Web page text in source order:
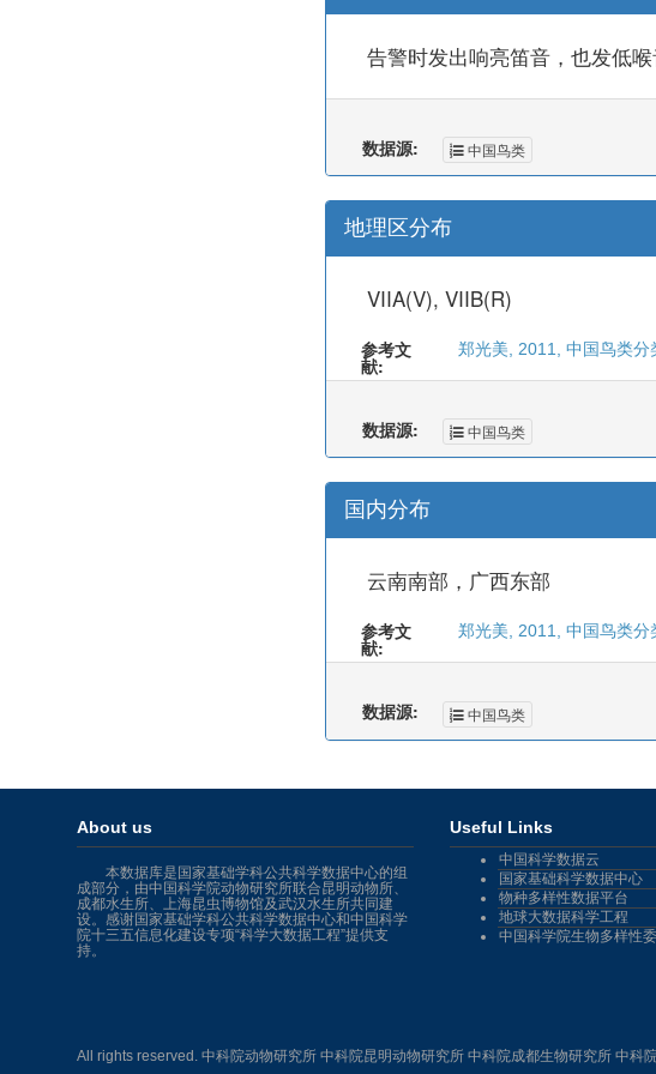
告警时发出响亮笛音，也发低喉
数据源: 中国鸟类
地理区分布
VIIA(V), VIIB(R)
参考文
献:
郑光美, 2011, 中国鸟类
数据源: 中国鸟类
国内分布
云南南部，广西东部
参考文
献:
郑光美, 2011, 中国鸟类
数据源: 中国鸟类
About us
本数据库是国家基础学科公共科学数据中心的组
成部分，由中国科学院动物研究所联合昆明动物所、
成都水生所、上海昆虫博物馆及武汉水生所共同建
设。感谢国家基础学科公共科学数据中心和中国科学
院十三五信息化建设专项“科学大数据工程”提供支
持。
Useful Links
中国科学数据云
国家基础科学数据中心
物种多样性数据平台
地球大数据科学工程
中国科学院生物多样性
All rights reserved.中科院动物研究所 中科院昆明动物研究所 中科院成都生物研究所 中科